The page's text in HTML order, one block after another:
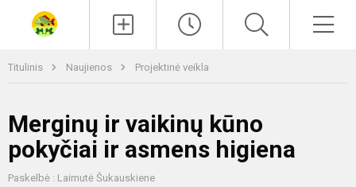
Titulinis Naujienos Projektinė veikla
Merginų ir vaikinų kūno
pokyčiai ir asmens higiena
Paskelbė : Laimutė Šukauskiene